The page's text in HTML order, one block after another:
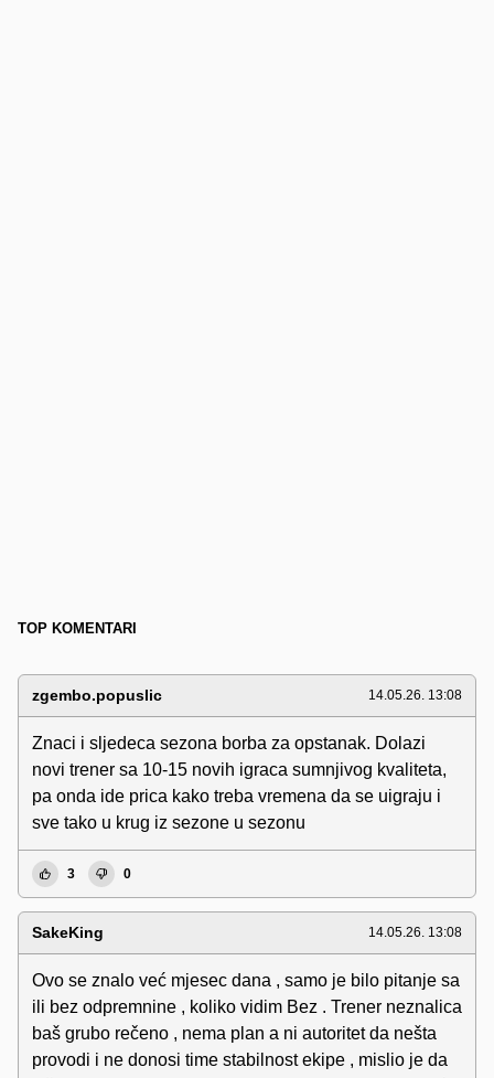
TOP KOMENTARI
zgembo.popuslic 14.05.26. 13:08
Znaci i sljedeca sezona borba za opstanak. Dolazi
novi trener sa 10-15 novih igraca sumnjivog kvaliteta,
pa onda ide prica kako treba vremena da se uigraju i
sve tako u krug iz sezone u sezonu
3 0
SakeKing 14.05.26. 13:08
Ovo se znalo već mjesec dana , samo je bilo pitanje sa
ili bez odpremnine , koliko vidim Bez . Trener neznalica
baš grubo rečeno , nema plan a ni autoritet da nešta
provodi i ne donosi time stabilnost ekipe , mislio je da